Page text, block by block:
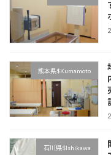
熊本県$Kumamoto
石川県$Ishikawa